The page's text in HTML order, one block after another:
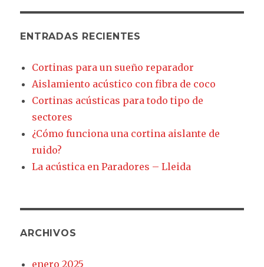
ENTRADAS RECIENTES
Cortinas para un sueño reparador
Aislamiento acústico con fibra de coco
Cortinas acústicas para todo tipo de
sectores
¿Cómo funciona una cortina aislante de
ruido?
La acústica en Paradores – Lleida
ARCHIVOS
enero 2025